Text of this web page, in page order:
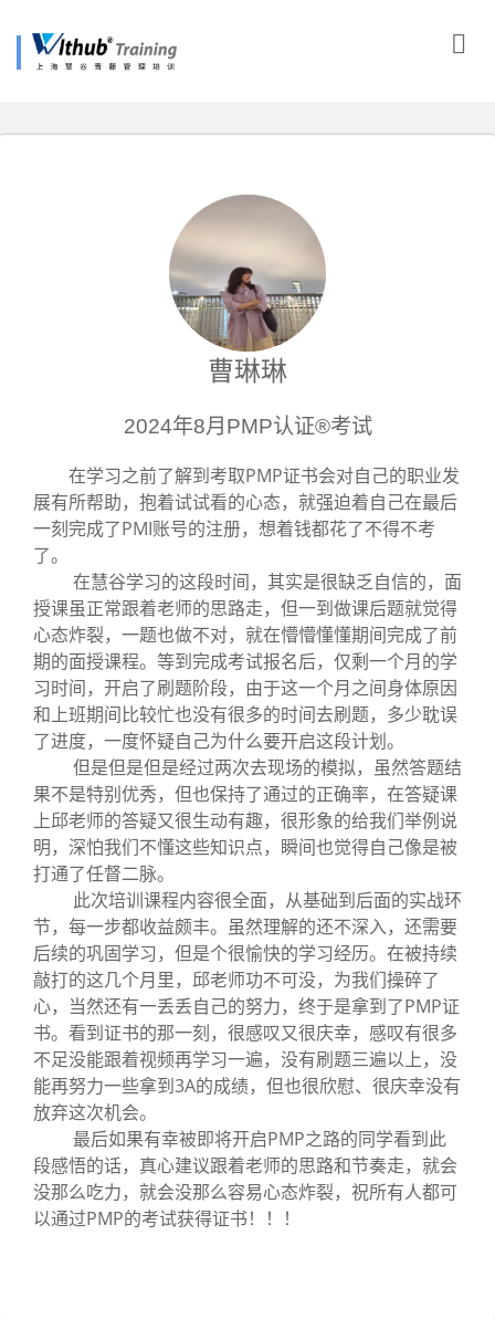
曹琳琳
2024年8月PMP认证®考试
在学习之前了解到考取PMP证书会对自己的职业发
展有所帮助，抱着试试看的心态，就强迫着自己在最后
一刻完成了PMI账号的注册，想着钱都花了不得不考
了。
在慧谷学习的这段时间，其实是很缺乏自信的，面
授课虽正常跟着老师的思路走，但一到做课后题就觉得
心态炸裂，一题也做不对，就在懵懵懂懂期间完成了前
期的面授课程。等到完成考试报名后，仅剩一个月的学
习时间，开启了刷题阶段，由于这一个月之间身体原因
和上班期间比较忙也没有很多的时间去刷题，多少耽误
了进度，一度怀疑自己为什么要开启这段计划。
但是但是但是经过两次去现场的模拟，虽然答题结
果不是特别优秀，但也保持了通过的正确率，在答疑课
上邱老师的答疑又很生动有趣，很形象的给我们举例说
明，深怕我们不懂这些知识点，瞬间也觉得自己像是被
打通了任督二脉。
此次培训课程内容很全面，从基础到后面的实战环
节，每一步都收益颇丰。虽然理解的还不深入，还需要
后续的巩固学习，但是个很愉快的学习经历。在被持续
敲打的这几个月里，邱老师功不可没，为我们操碎了
心，当然还有一丢丢自己的努力，终于是拿到了PMP证
书。看到证书的那一刻，很感叹又很庆幸，感叹有很多
不足没能跟着视频再学习一遍，没有刷题三遍以上，没
能再努力一些拿到3A的成绩，但也很欣慰、很庆幸没有
放弃这次机会。
最后如果有幸被即将开启PMP之路的同学看到此
段感悟的话，真心建议跟着老师的思路和节奏走，就会
没那么吃力，就会没那么容易心态炸裂，祝所有人都可
以通过PMP的考试获得证书！！！